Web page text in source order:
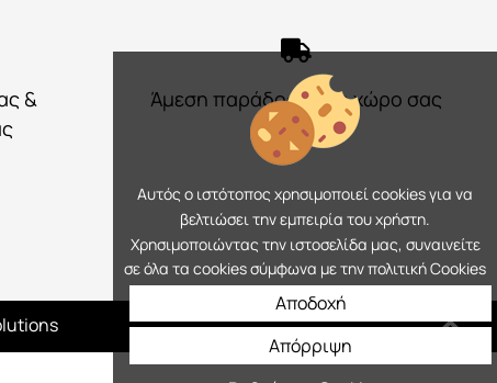
&
Άμεση παράδοση στο χώρο σας
Αυτός ο ιστότοπος χρησιμοποιεί cookies για να
βελτιώσει την εμπειρία του χρήστη.
Χρησιμοποιώντας την ιστοσελίδα μας, συναινείτε
σε όλα τα cookies σύμφωνα με την πολιτική Cookies
Αποδοχή
Απόρριψη